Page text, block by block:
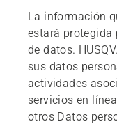
La información
estará protegida
de datos.
sus datos
actividades
servicios en
otros Datos